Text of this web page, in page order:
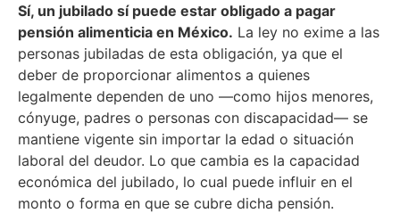
Sí, un jubilado sí puede estar obligado a pagar
pensión alimenticia en México. La ley no exime a las
personas jubiladas de esta obligación, ya que el
deber de proporcionar alimentos a quienes
legalmente dependen de uno —como hijos menores,
cónyuge, padres o personas con discapacidad— se
mantiene vigente sin importar la edad o situación
laboral del deudor. Lo que cambia es la capacidad
económica del jubilado, lo cual puede influir en el
monto o forma en que se cubre dicha pensión.